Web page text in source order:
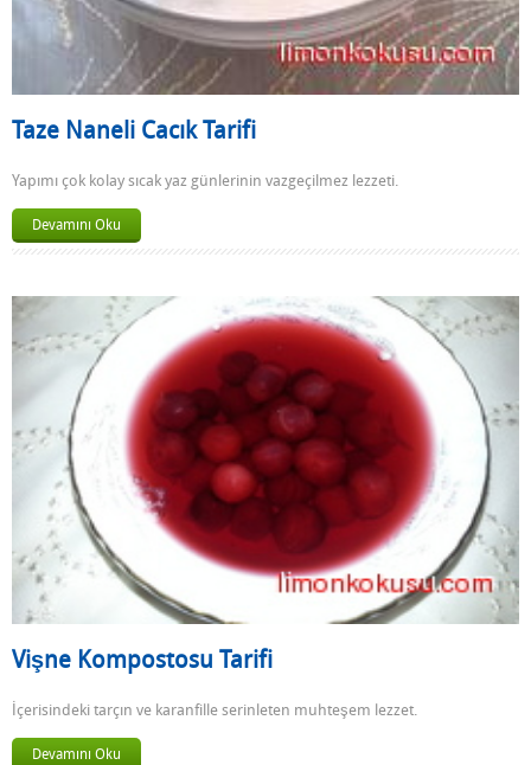
Taze Naneli Cacık Tarifi
Yapımı çok kolay sıcak yaz günlerinin vazgeçilmez lezzeti.
Devamını Oku
Vişne Kompostosu Tarifi
İçerisindeki tarçın ve karanfille serinleten muhteşem lezzet.
Devamını Oku